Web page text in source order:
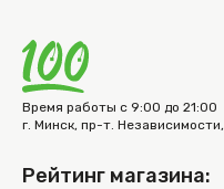
Время работы с 9:00 до 21:00
г. Минск, пр-т.
Рейтинг магазина: